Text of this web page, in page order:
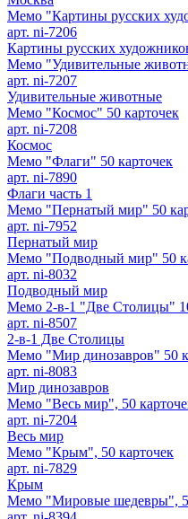
Мемо "Картины русских
арт. ni-7206
Картины русских
Мемо "Удивительные
арт. ni-7207
Удивительные животные
Мемо "Космос" 50 карточек
арт. ni-7208
Космос
Мемо "Флаги" 50 карточек
арт. ni-7890
Флаги часть 1
Мемо "Пернатый мир" 50
арт. ni-7952
Пернатый мир
Мемо "Подводный мир" 50
арт. ni-8032
Подводный мир
Мемо 2-в-1 "Две Столицы"
арт. ni-8507
2-в-1 Две Столицы
Мемо "Мир динозавров" 50
арт. ni-8083
Мир динозавров
Мемо "Весь мир", 50
арт. ni-7204
Весь мир
Мемо "Крым", 50 карточек
арт. ni-7829
Крым
Мемо "Мировые шедевры",